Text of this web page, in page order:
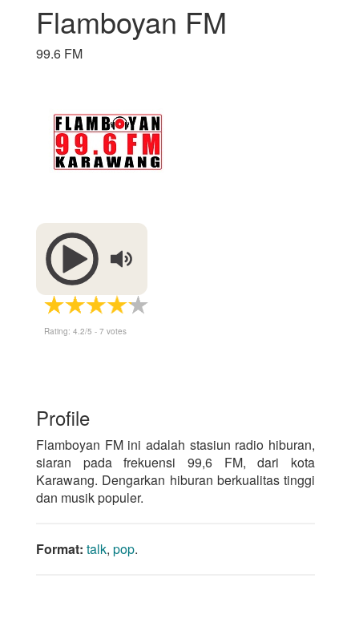
Flamboyan FM
99.6 FM
Rating: 4.2/5 - 7 votes
Profile
Flamboyan FM ini adalah stasiun radio hiburan,
siaran pada frekuensi 99,6 FM, dari kota
Karawang. Dengarkan hiburan berkualitas tinggi
dan musik populer.
Format: talk, pop.